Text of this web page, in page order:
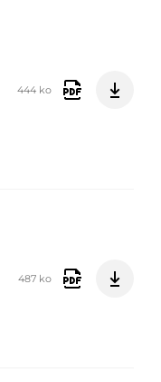
444 ko
487 ko